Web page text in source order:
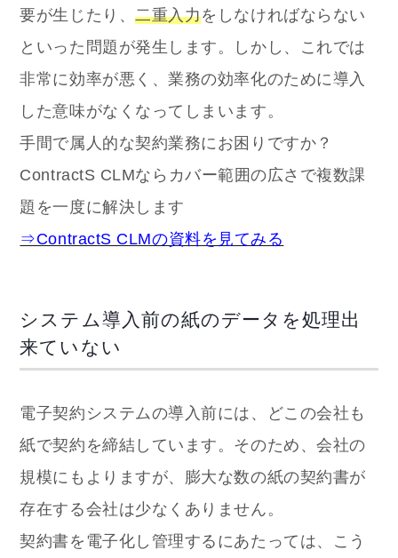
要が生じたり、二重入力をしなければならない
といった問題が発生します。しかし、これでは
非常に効率が悪く、業務の効率化のために導入
した意味がなくなってしまいます。
手間で属人的な契約業務にお困りですか？
ContractS CLMならカバー範囲の広さで複数課
題を一度に解決します
⇒ContractS CLMの資料を見てみる
システム導入前の紙のデータを処理出
来ていない
電子契約システムの導入前には、どこの会社も
紙で契約を締結しています。そのため、会社の
規模にもよりますが、膨大な数の紙の契約書が
存在する会社は少なくありません。
契約書を電子化し管理するにあたっては、こう